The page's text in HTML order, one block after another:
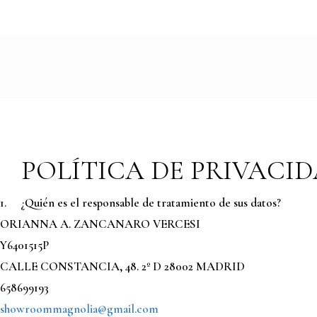
POLÍTICA DE
1.
¿Quién es el responsable de tratamiento de sus datos?
ORIANNA A. ZANCANARO VERCESI
Y6401515P
CALLE CONSTANCIA, 48. 2º D 28002 MADRID
658699193
showroommagnolia@gmail.com